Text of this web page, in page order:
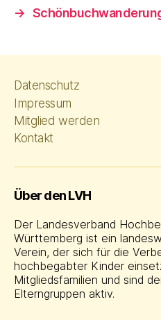
→
Datenschutz
Impressum
Mitglied werden
Kontakt
Über den LVH
Der Landesverband
Württemberg ist ein
Verein, der sich für die
hochbegabter Kinder
Mitgliedsfamilien und sind
Elterngruppen aktiv.